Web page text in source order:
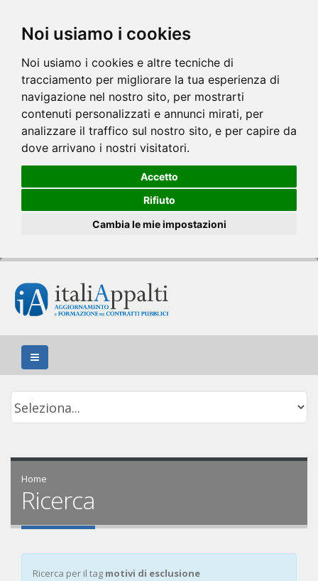
Noi usiamo i cookies
Noi usiamo i cookies e altre tecniche di
tracciamento per migliorare la tua esperienza di
navigazione nel nostro sito, per mostrarti
contenuti personalizzati e annunci mirati, per
analizzare il traffico sul nostro sito, e per capire da
dove arrivano i nostri visitatori.
Accetto
Rifiuto
Cambia le mie impostazioni
Home
Ricerca
Ricerca per il tag motivi di esclusione